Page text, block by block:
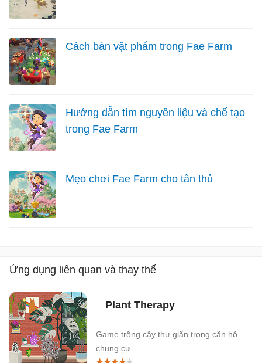
Cách bán vật phẩm trong Fae Farm
Hướng dẫn tìm nguyên liệu và chế tạo
trong Fae Farm
Mẹo chơi Fae Farm cho tân thủ
Ứng dụng liên quan và thay thế
Plant Therapy
Game trồng cây thư giãn trong căn hộ
chung cư